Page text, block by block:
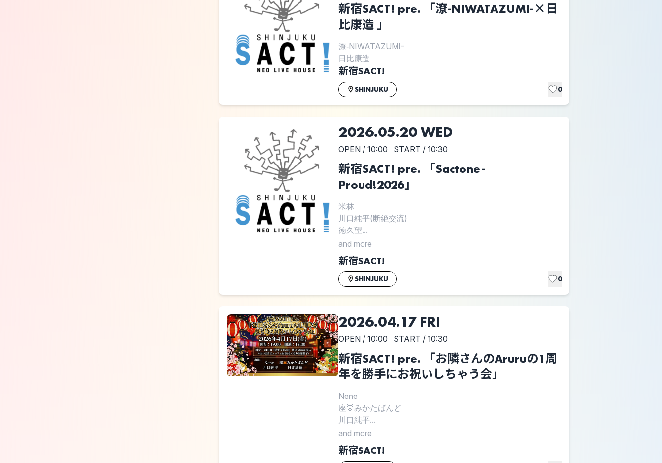
新宿SACT! pre. 「潦‐NIWATAZUMI-×日
比康造 」
潦‐NIWATAZUMI-
日比康造
新宿SACT!
SHINJUKU 0
2026.05.20 WED
OPEN / 10:00 START / 10:30
新宿SACT! pre. 「Sactone-
Proud!2026」
米林
川口純平(断絶交流)
徳久望...
and more
新宿SACT!
SHINJUKU 0
2026.04.17 FRI
OPEN / 10:00 START / 10:30
新宿SACT! pre. 「お隣さんのAruruの1周
年を勝手にお祝いしちゃう会」
Nene
座🦊みかたばんど
川口純平...
and more
新宿SACT!